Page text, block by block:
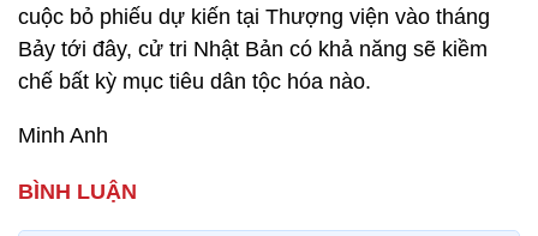
cuộc bỏ phiếu dự kiến tại Thượng viện vào tháng
Bảy tới đây, cử tri Nhật Bản có khả năng sẽ kiềm
chế bất kỳ mục tiêu dân tộc hóa nào.
Minh Anh